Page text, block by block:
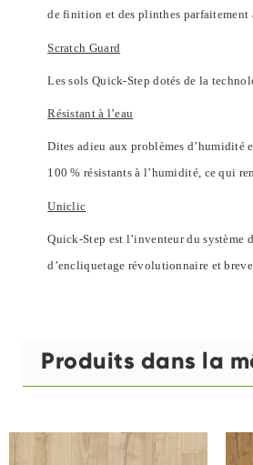
de finition et des plinthes parfaitement
Scratch Guard
Les sols Quick-Step dotés de la
Résistant à l’eau
Dites adieu aux problèmes d’humidité
100 % résistants à l’humidité, ce qui
Uniclic
Quick-Step est l’inventeur du système
d’encliquetage révolutionnaire et
Produits dans la